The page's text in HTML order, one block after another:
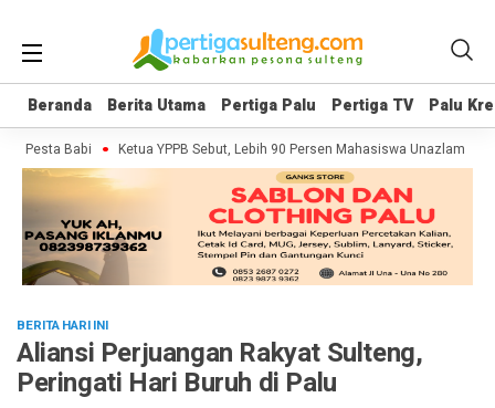
Beranda Berita Utama Pertiga Palu Pertiga TV Palu
Beranda Berita Utama Pertiga Palu Pertiga TV Palu
Pesta Babi Ketua YPPB Sebut, Lebih 90 Persen Mahasiswa Unazlam
BERITA HARI INI
Aliansi Perjuangan Rakyat Sulteng,
Peringati Hari Buruh di Palu